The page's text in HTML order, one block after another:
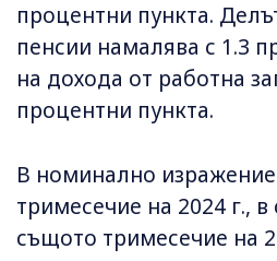
процентни пункта.
пенсии намалява с 1.3
на дохода от работна
процентни пункта.
В номинално
тримесечие на 2024 г.,
същото тримесечие на